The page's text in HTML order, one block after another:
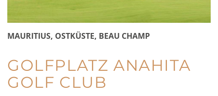
MAURITIUS, OSTKÜSTE, BEAU CHAMP
GOLFPLATZ ANAHITA
GOLF CLUB